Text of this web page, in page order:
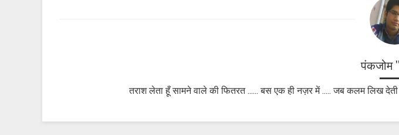
पंकजोम
तराश लेता हूँ सामने वाले की फितरत ...... बस एक ही नज़र में ..... जब कलम लिख